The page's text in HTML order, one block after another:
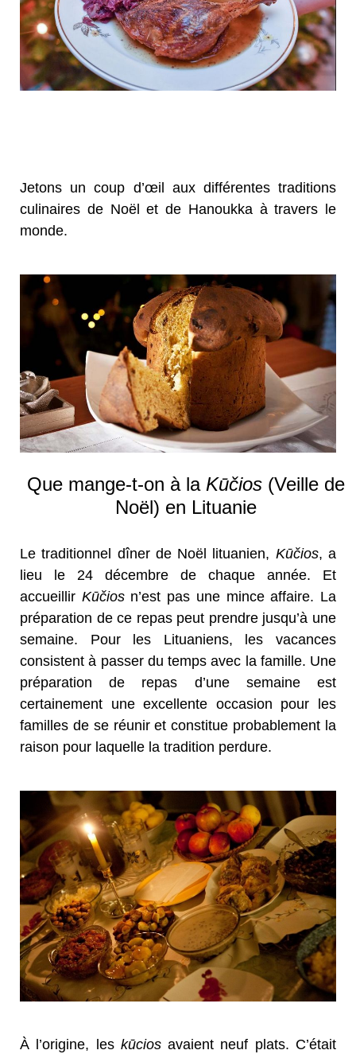
Jetons un coup d’œil aux différentes traditions
culinaires de Noël et de Hanoukka à travers le
monde.
Que mange-t-on à la Kūčios (Veille de
Noël) en Lituanie
Le traditionnel dîner de Noël lituanien, Kūčios, a
lieu le 24 décembre de chaque année. Et
accueillir Kūčiosn’est pas une mince affaire. La
préparation de ce repas peut prendre jusqu’à une
semaine. Pour les Lituaniens, les vacances
consistent à passer du temps avec la famille. Une
préparation de repas d’une semaine est
certainement une excellente occasion pour les
familles de se réunir et constitue probablement la
raison pour laquelle la tradition perdure.
À l’origine, les kūciosavaient neuf plats. C’était